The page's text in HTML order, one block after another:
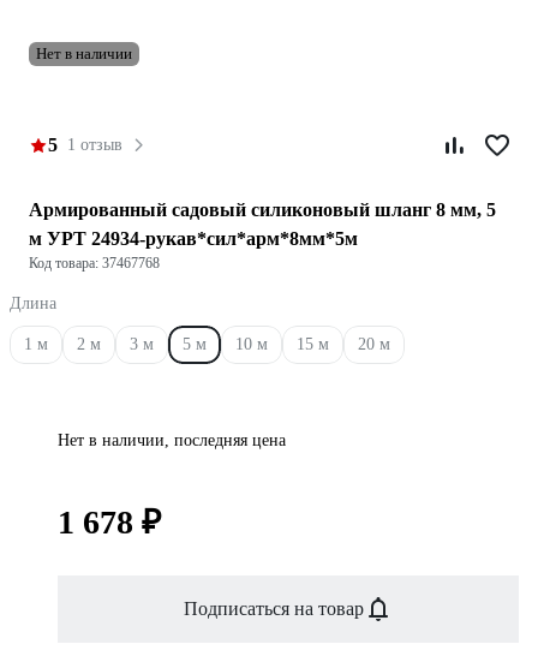
Нет в наличии
5 1 отзыв
Армированный садовый силиконовый шланг 8 мм, 5
м УРТ 24934-рукав*сил*арм*8мм*5м
Код товара: 37467768
Длина
1 м 2 м 3 м 5 м 10 м 15 м 20 м
Нет в наличии, последняя цена
1 678 ₽
Подписаться на товар